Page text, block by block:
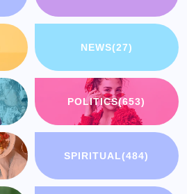
NEWS(27)
POLITICS(653)
SPIRITUAL(484)